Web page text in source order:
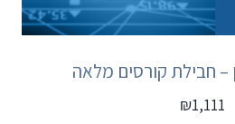
– חבילת קורסים מלאה
₪1,111